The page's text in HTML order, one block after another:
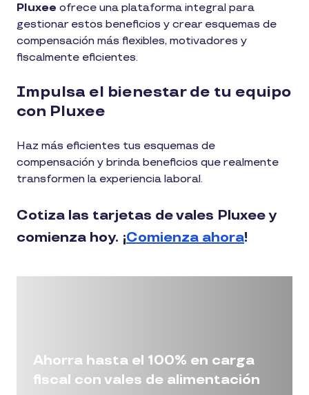
Pluxee ofrece una plataforma integral para
gestionar estos beneficios y crear esquemas de
compensación más flexibles, motivadores y
fiscalmente eficientes.
Impulsa el bienestar de tu equipo
con Pluxee
Haz más eficientes tus esquemas de
compensación y brinda beneficios que realmente
transformen la experiencia laboral.
Cotiza las tarjetas de vales Pluxee y
comienza hoy. ¡Comienza ahora!
Ahorra hasta el 100% en carga
fiscal con vales de alimentación